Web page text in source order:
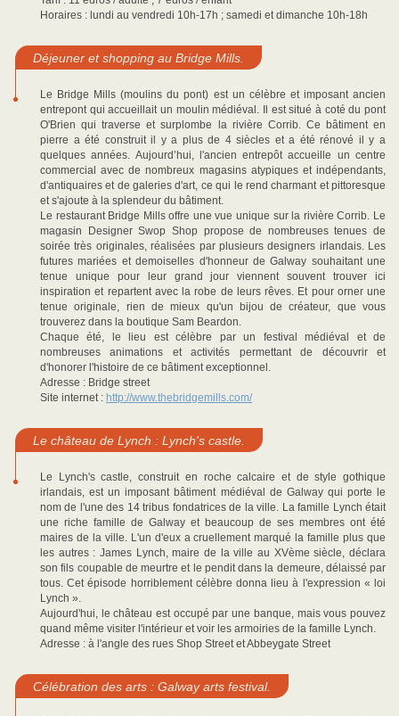
Horaires : lundi au vendredi 10h-17h ; samedi et dimanche 10h-18h
Déjeuner et shopping au Bridge Mills.
Le Bridge Mills (moulins du pont) est un célèbre et imposant ancien
entrepont qui accueillait un moulin médiéval. Il est situé à coté du pont
O'Brien qui traverse et surplombe la rivière Corrib. Ce bâtiment en
pierre a été construit il y a plus de 4 siècles et a été rénové il y a
quelques années. Aujourd’hui, l'ancien entrepôt accueille un centre
commercial avec de nombreux magasins atypiques et indépendants,
d'antiquaires et de galeries d'art, ce qui le rend charmant et pittoresque
et s'ajoute à la splendeur du bâtiment.
Le restaurant Bridge Mills offre une vue unique sur la rivière Corrib. Le
magasin Designer Swop Shop propose de nombreuses tenues de
soirée très originales, réalisées par plusieurs designers irlandais. Les
futures mariées et demoiselles d'honneur de Galway souhaitant une
tenue unique pour leur grand jour viennent souvent trouver ici
inspiration et repartent avec la robe de leurs rêves. Et pour orner une
tenue originale, rien de mieux qu'un bijou de créateur, que vous
trouverez dans la boutique Sam Beardon.
Chaque été, le lieu est célèbre par un festival médiéval et de
nombreuses animations et activités permettant de découvrir et
d'honorer l'histoire de ce bâtiment exceptionnel.
Adresse : Bridge street
Site internet : http://www.thebridgemills.com/
Le château de Lynch : Lynch's castle.
Le Lynch's castle, construit en roche calcaire et de style gothique
irlandais, est un imposant bâtiment médiéval de Galway qui porte le
nom de l'une des 14 tribus fondatrices de la ville. La famille Lynch était
une riche famille de Galway et beaucoup de ses membres ont été
maires de la ville. L'un d'eux a cruellement marqué la famille plus que
les autres : James Lynch, maire de la ville au XVème siècle, déclara
son fils coupable de meurtre et le pendit dans la demeure, délaissé par
tous. Cet épisode horriblement célèbre donna lieu à l'expression « loi
Lynch ».
Aujourd'hui, le château est occupé par une banque, mais vous pouvez
quand même visiter l'intérieur et voir les armoiries de la famille Lynch.
Adresse : à l'angle des rues Shop Street et Abbeygate Street
Célébration des arts : Galway arts festival.